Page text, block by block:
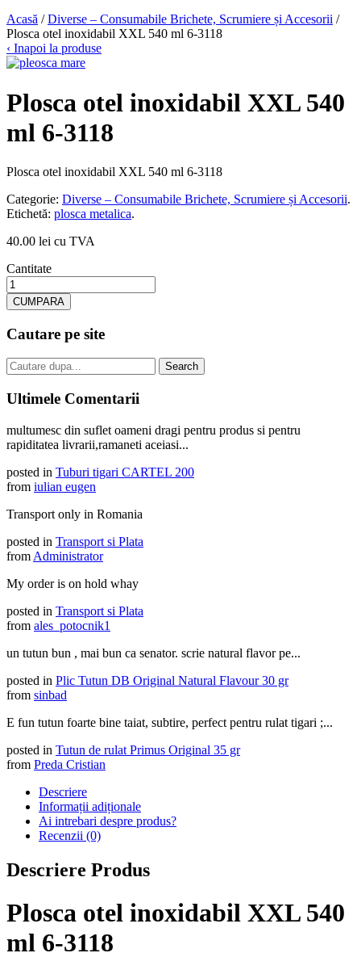
Acasă /Diverse – Consumabile Brichete, Scrumiere și Accesorii /
Plosca otel inoxidabil XXL 540 ml 6-3118
‹ Inapoi la produse
Plosca otel inoxidabil XXL 540
ml 6-3118
Plosca otel inoxidabil XXL 540 ml 6-3118
Categorie: Diverse – Consumabile Brichete, Scrumiere și Accesorii.
Etichetă: plosca metalica.
40.00 lei cu TVA
Cantitate
CUMPARA
Cautare pe site
Ultimele Comentarii
multumesc din suflet oameni dragi pentru produs si pentru
rapiditatea livrarii,ramaneti aceiasi...
posted in Tuburi tigari CARTEL 200
from iulian eugen
Transport only in Romania
posted in Transport si Plata
from Administrator
My order is on hold whay
posted in Transport si Plata
from ales_potocnik1
un tutun bun , mai bun ca senator. scrie natural flavor pe...
posted in Plic Tutun DB Original Natural Flavour 30 gr
from sinbad
E fun tutun foarte bine taiat, subtire, perfect pentru rulat tigari ;...
posted in Tutun de rulat Primus Original 35 gr
from Preda Cristian
Descriere
Informații adiționale
Ai intrebari despre produs?
Recenzii (0)
Descriere Produs
Plosca otel inoxidabil XXL 540
ml 6-3118